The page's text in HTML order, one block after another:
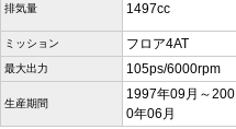
排気量 1497cc
ミッション フロア4AT
最大出力 105ps/6000rpm
生産期間
1997年09月～200
0年06月